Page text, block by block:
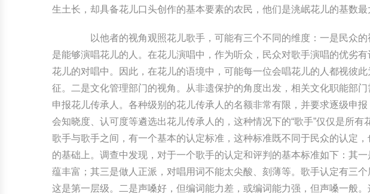
生土长，却具备花儿口头创作的基本要素的农民，他们是洮岷花儿的基数最
以他者的视角观照花儿歌手，可能有三个不同的维度：一是民众的
是能够演唱花儿的人。在花儿演唱中，作为听众，民众对歌手演唱的优劣
花儿的对唱中。因此，在花儿的语境中，可能每一位会唱花儿的人都视彼
征。二是文化管理部门的视角。从非遗保护的角度出发，相关文化职能部
申报花儿传承人。各种级别的花儿传承人的名额非常有限，并要求逐级申
会知晓度、认可度等遴选出花儿传承人的，这种情况下的“歌手”仅仅是所
歌手与歌手之间，有一个基本的认定标准，这种标准既不同于民众的认定
的基础上。调查中发现，对于一个歌手的认定和评判的基本标准如下：其
蕴丰富；其三是做人正派，对唱用词不能太尖酸、刻薄等。歌手认定有三
这是第一层级。二是声嗓好，但编词能力差，或编词能力强，但声嗓一般